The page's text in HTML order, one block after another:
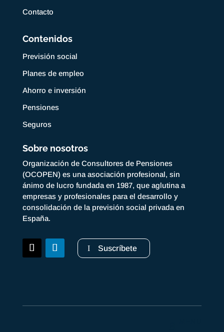
Contacto
Contenidos
Previsión social
Planes de empleo
Ahorro e inversión
Pensiones
Seguros
Sobre nosotros
Organización de Consultores de Pensiones
(OCOPEN) es una asociación profesional, sin
ánimo de lucro fundada en 1987, que aglutina a
empresas y profesionales para el desarrollo y
consolidación de la previsión social privada en
España.
Suscríbete